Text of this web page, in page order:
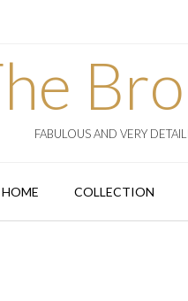
FABULOUS AND VERY
HOME COLLECTION